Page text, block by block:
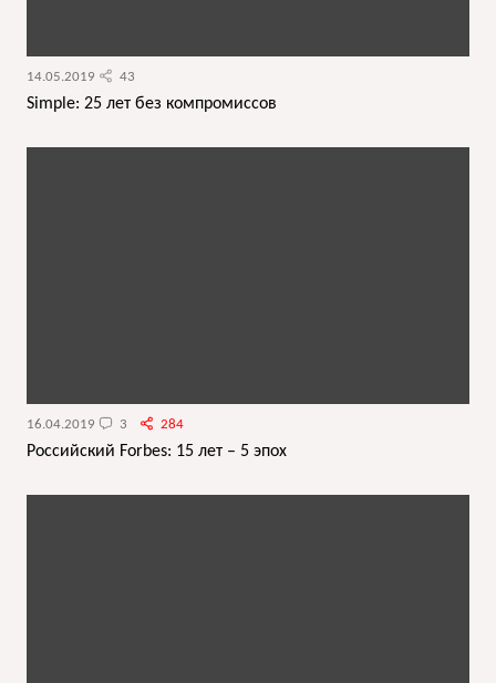
14.05.2019 43
Simple: 25 лет без компромиссов
16.04.2019 3 284
Российский Forbes: 15 лет – 5 эпох